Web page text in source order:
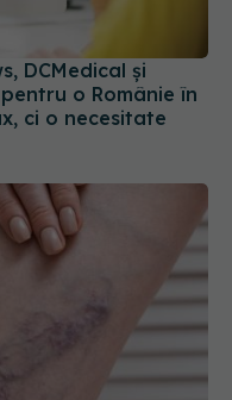
o Românie în
ci o necesitate